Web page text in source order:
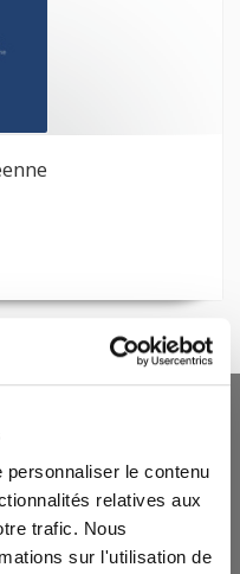
le contenu
relatives aux
trafic. Nous
sur l'utilisation de
OUR LATEST